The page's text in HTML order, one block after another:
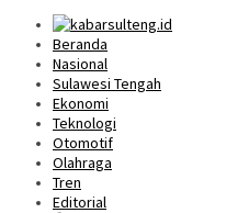
Beranda
Nasional
Sulawesi Tengah
Ekonomi
Teknologi
Otomotif
Olahraga
Tren
Editorial